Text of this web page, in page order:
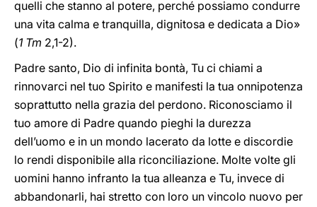
quelli che stanno al potere, perché possiamo condurre
una vita calma e tranquilla, dignitosa e dedicata a Dio»
(1 Tm 2,1-2).
Padre santo, Dio di infinita bontà, Tu ci chiami a
rinnovarci nel tuo Spirito e manifesti la tua onnipotenza
soprattutto nella grazia del perdono. Riconosciamo il
tuo amore di Padre quando pieghi la durezza
dell’uomo e in un mondo lacerato da lotte e discordie
lo rendi disponibile alla riconciliazione. Molte volte gli
uomini hanno infranto la tua alleanza e Tu, invece di
abbandonarli, hai stretto con loro un vincolo nuovo per